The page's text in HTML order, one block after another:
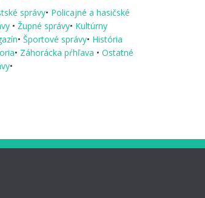
správy• Policajné a hasičské
• Župné správy• Kultúrny
• Športové správy• História
• Záhorácka pŕhľava • Ostatné
•